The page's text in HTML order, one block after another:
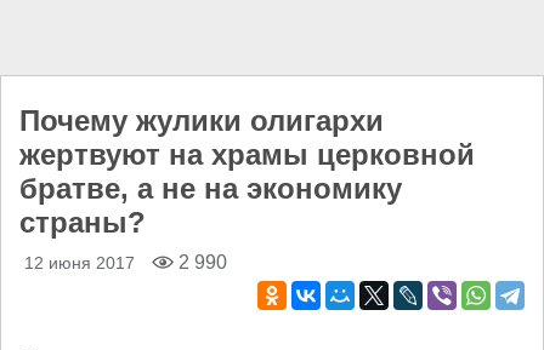
Почему жулики олигархи
жертвуют на храмы церковной
братве, а не на экономику
страны?
12 июня 2017 2 990